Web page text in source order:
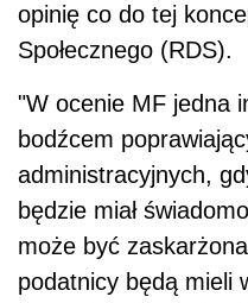
opinię co do tej
Społecznego (RDS).
"W ocenie MF jedna
bodźcem
administracyjnych,
będzie miał
może być
podatnicy będą mieli